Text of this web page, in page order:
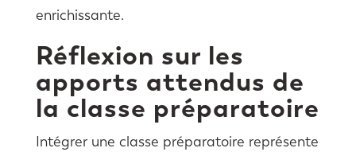
enrichissante.
Réflexion sur les
apports attendus de
la classe préparatoire
Intégrer une classe préparatoire représente